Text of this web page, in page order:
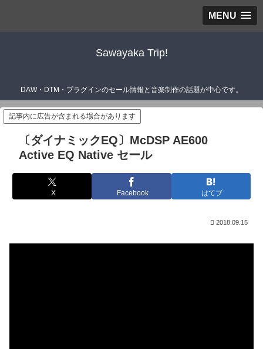
MENU
Sawayaka Trip!
DAW・DTM・プラグインのセール情報と音楽制作の話題が中心です。
記事内に広告が含まれる場合があります
〔ダイナミックEQ〕McDSP AE600
Active EQ Native セール
X Facebook はてブ
2018.09.15